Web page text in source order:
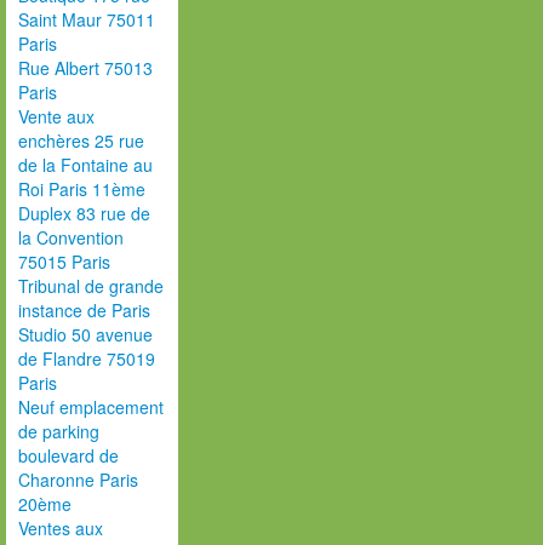
Saint Maur 75011
Paris
Rue Albert 75013
Paris
Vente aux
enchères 25 rue
de la Fontaine au
Roi Paris 11ème
Duplex 83 rue de
la Convention
75015 Paris
Tribunal de grande
instance de Paris
Studio 50 avenue
de Flandre 75019
Paris
Neuf emplacement
de parking
boulevard de
Charonne Paris
20ème
Ventes aux